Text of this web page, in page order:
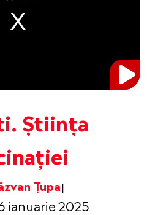
Știința
Țupa
ianuarie 2025